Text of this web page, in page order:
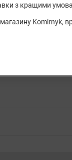
з кращими
магазину Komirnyk,